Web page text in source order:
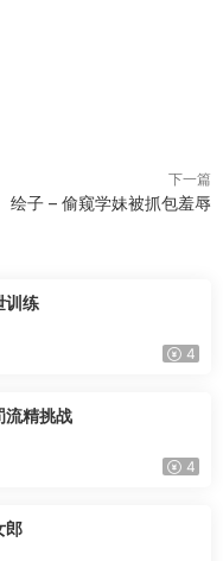
下一篇
绘子 – 偷窥学妹被抓包羞辱
训练
4
流精挑战
4
郎